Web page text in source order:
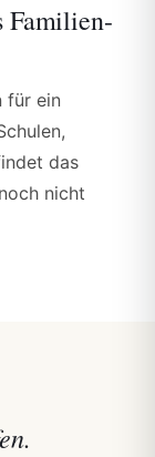
Familien-
für ein
das
nicht